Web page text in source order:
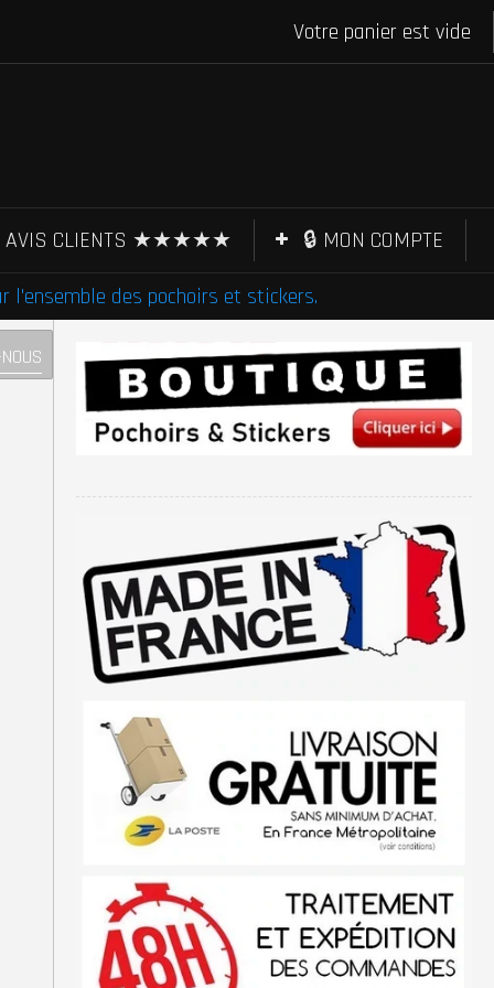
Votre panier est vide
AVIS CLIENTS ★★★★★
🔒 MON COMPTE
l'ensemble des pochoirs et stickers.